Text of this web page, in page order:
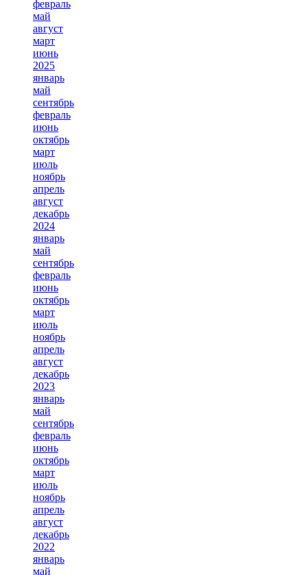
февраль
май
август
март
июнь
2025
январь
май
сентябрь
февраль
июнь
октябрь
март
июль
ноябрь
апрель
август
декабрь
2024
январь
май
сентябрь
февраль
июнь
октябрь
март
июль
ноябрь
апрель
август
декабрь
2023
январь
май
сентябрь
февраль
июнь
октябрь
март
июль
ноябрь
апрель
август
декабрь
2022
январь
май